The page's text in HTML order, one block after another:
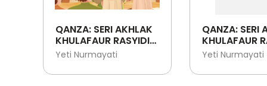
QANZA: SERI AKHLAK
KHULAFAUR RASYIDIN:
ABU BAKAR ASH-
SHIDDIQ - SAHABAT
RASULULLAH YANG
Yeti Nurmayati
QANZA: SERI
KHULAFAUR
UMAR BIN
RASULULLAH
Yeti Nurmayati